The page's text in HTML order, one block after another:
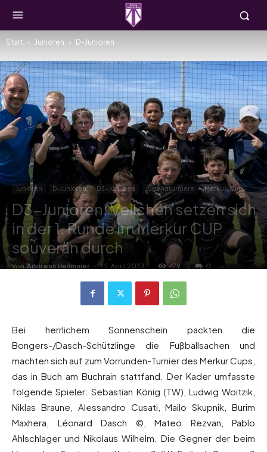
Start Junioren D-Junioren
Junioren D-Junioren D3-Junioren Jugendturniere Merkur-Cup
D3-Junioren: Veilchen setzen sich
in der 1. Runde im Merkur CUP
souverän durch
Von Andreas Heilmaier - 22. April 2023 479 0
Bei herrlichem Sonnenschein packten die
Bongers-/Dasch-Schützlinge die Fußballsachen und
machten sich auf zum Vorrunden-Turnier des Merkur Cups,
das in Buch am Buchrain stattfand. Der Kader umfasste
folgende Spieler: Sebastian König (TW), Ludwig Woitzik,
Niklas Braune, Alessandro Cusati, Mailo Skupnik, Burim
Maxhera, Léonard Dasch ©, Mateo Rezvan, Pablo
Ahlschlager und Nikolaus Wilhelm. Die Gegner der beim